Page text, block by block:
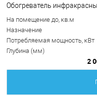
Обогреватель
На помещение до, кв.м
Назначение
Потребляемая мощность, кВт
Глубина (мм)
2